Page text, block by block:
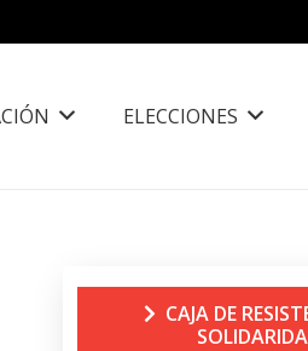
ELECCIONES
CAJA DE